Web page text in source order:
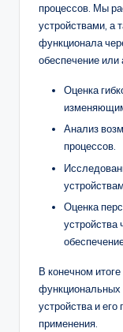
процессов. Мы
устройствами, а
функционала
обеспечение
Оценка
Анализ
процессов.
Оценка
устройства
В конечном
функциональных
устройства и
применения.